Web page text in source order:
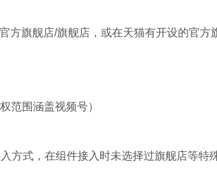
旗舰店/旗舰店，或在天猫有开设的官方
范围涵盖视频号）
式，在组件接入时未选择过旗舰店等特